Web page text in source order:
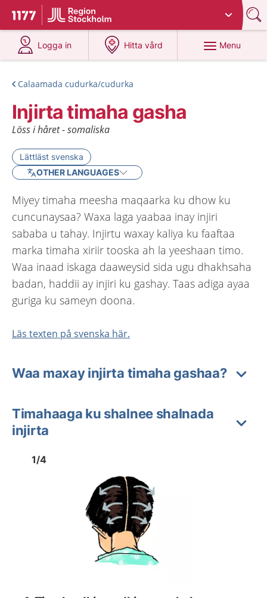
To start page for 1177
Du har valt region
Logga in
at 1177.se
Hitta vård
at 1177.se
Menu
Calaamada cudurka/cudurka
Injirta timaha gasha
Löss i håret - somaliska
Lättläst svenska
OTHER LANGUAGES
Miyey timaha meesha maqaarka ku dhow ku
cuncunaysaa? Waxa laga yaabaa inay injiri
sababa u tahay. Injirtu waxay kaliya ku faaftaa
marka timaha xiriir tooska ah la yeeshaan timo.
Waa inaad iskaga daaweysid sida ugu dhakhsaha
badan, haddii ay injiri ku gashay. Taas adiga ayaa
guriga ku sameyn doona.
Läs texten på svenska här.
Waa maxay injirta timaha gashaa?
Timahaaga ku shalnee shalnada
injirta
Image
1/4
Show previous image